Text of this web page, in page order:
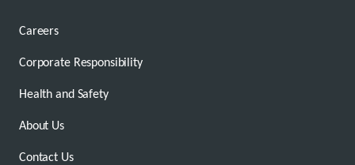
Careers
Corporate Responsibility
Health and Safety
About Us
Contact Us